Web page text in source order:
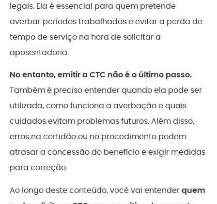
legais. Ela é essencial para quem pretende
averbar períodos trabalhados e evitar a perda de
tempo de serviço na hora de solicitar a
aposentadoria.
No entanto, emitir a CTC não é o último passo.
Também é preciso entender quando ela pode ser
utilizada, como funciona a averbação e quais
cuidados evitam problemas futuros. Além disso,
erros na certidão ou no procedimento podem
atrasar a concessão do benefício e exigir medidas
para correção.
Ao longo deste conteúdo, você vai entenderquem